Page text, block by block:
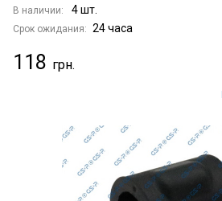
В наличии: 4 шт.
Срок ожидания: 24 часа
118